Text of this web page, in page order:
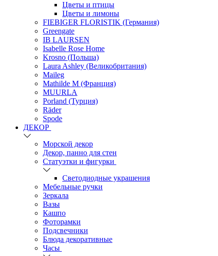
Цветы и птицы
Цветы и лимоны
FIEBIGER FLORISTIK (Германия)
Greengate
IB LAURSEN
Isabelle Rose Home
Krosno (Польша)
Laura Ashley (Великобритания)
Maileg
Mathilde M (Франция)
MUURLA
Porland (Турция)
Räder
Spode
ДЕКОР
Морской декор
Декор, панно для стен
Статуэтки и фигурки
Светодиодные украшения
Мебельные ручки
Зеркала
Вазы
Кашпо
Фоторамки
Подсвечники
Блюда декоративные
Часы